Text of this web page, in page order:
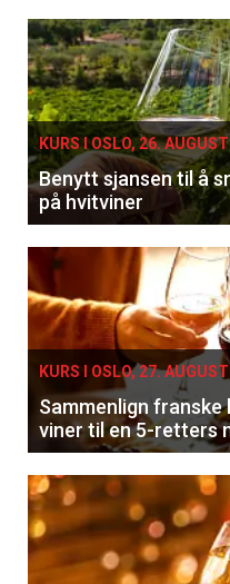
KURS I OSLO, 26. AUGUST
Benytt sjansen til å
på hvitviner
KURS I OSLO, 27. AUGUST
Sammenlign franske
viner til en 5-retters